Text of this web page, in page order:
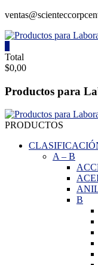
Saltar
Productos
para
Laboratorios
Investigación,
Industriales
y
Educacionales.
Total
$0,00
Productos para
PRODUCTOS
A– B
B